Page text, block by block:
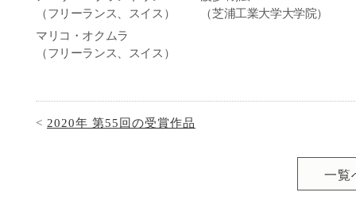
（フリーランス、スイス）
マリコ・オクムラ
（フリーランス、スイス）
（芝浦工業大学大学院）
< 2020年 第55回の受賞作品